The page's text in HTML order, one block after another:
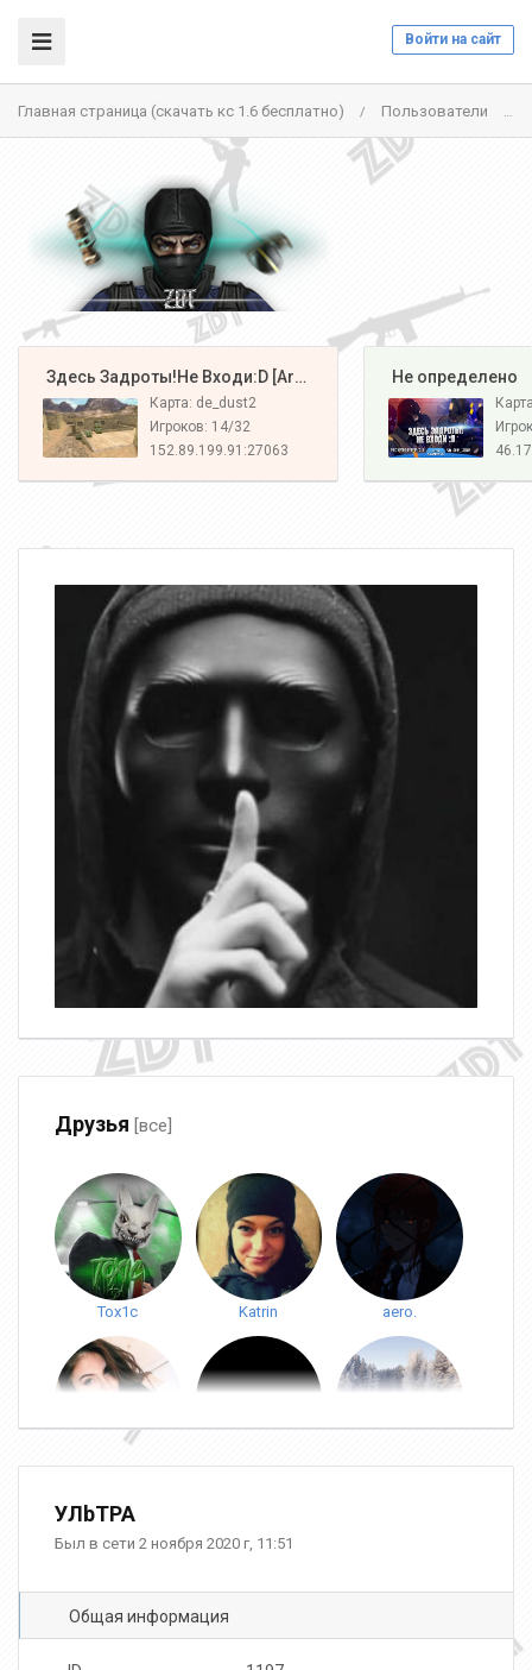
Войти на сайт
Главная страница (скачать кс 1.6 бесплатно) / Пользователи
️ Здесь Задроты!Не Входи:D [Army#1]
Карта: de_dust2
Игроков: 14/32
152.89.199.91:27063
️ Не определено
Друзья [все]
Tox1c Katrin aero.
Sergo38RUS SparJa fast_zoom
УЛbТРА
Был в сети 2 ноября 2020 г, 11:51
Общая информация